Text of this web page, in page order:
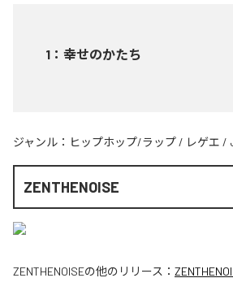
1 ： 幸せのかたち
ジャンル： ヒップホップ/ラップ / レゲエ /
ZENTHENOISE
ZENTHENOISEの他のリリース：